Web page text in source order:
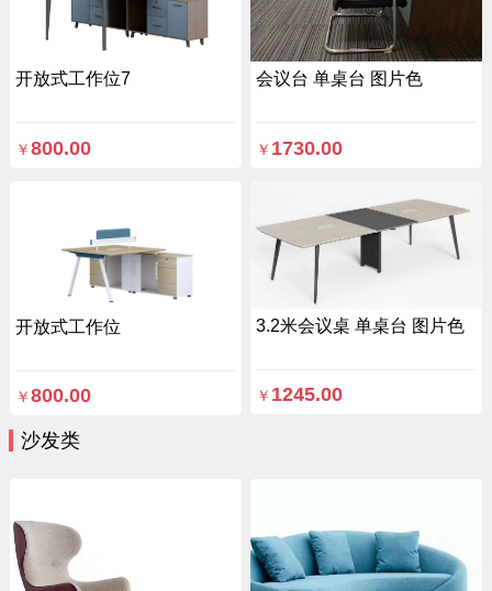
开放式工作位7
￥ 800.00
会议台 单桌台 图片色
￥ 1730.00
开放式工作位
￥ 800.00
3.2米会议桌 单桌台 图片色
￥ 1245.00
沙发类